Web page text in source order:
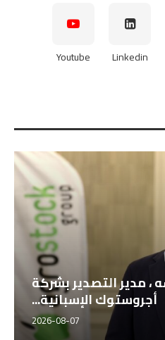
Linkedin
Youtube
، مدير التصدير بشركة
أجروستوك الإسبانية...
2026-08-07